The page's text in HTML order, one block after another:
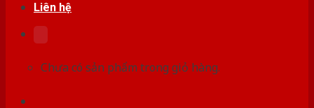
Liên hệ
Chưa có sản phẩm trong giỏ hàng.